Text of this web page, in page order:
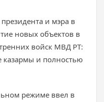
и мэра в
новых объектов в
войск МВД РТ:
казармы и полностью
режиме ввел в